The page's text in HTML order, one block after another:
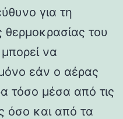
για τη
θερμοκρασίας του
να
εάν ο αέρας
τόσο μέσα από τις
όσο και από τα